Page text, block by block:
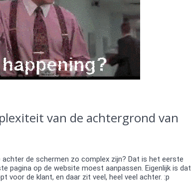
van de achtergrond van
achter de schermen zo complex zijn? Dat is het eerste
pagina op de website moest aanpassen. Eigenlijk is dat
voor de klant, en daar zit veel, heel veel achter. :p